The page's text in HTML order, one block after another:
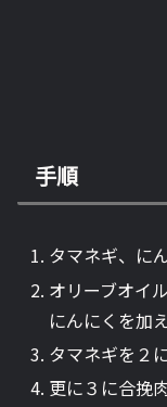
手順
タマネギ、に
オリーブオイ
にんにくを加
タマネギを２
更に３に合挽